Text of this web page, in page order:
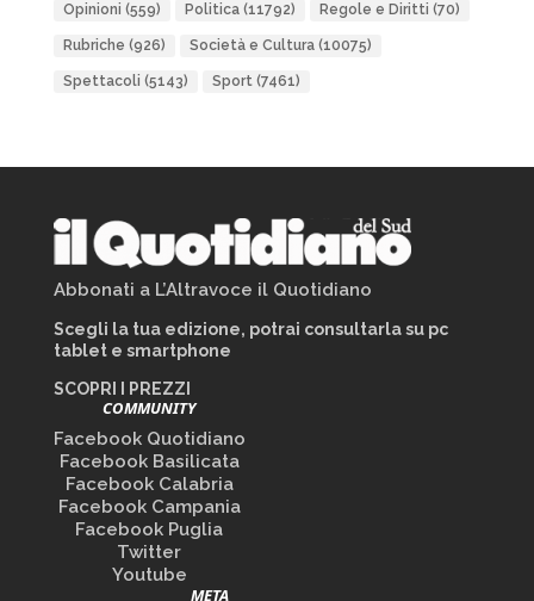
Opinioni (559) Politica(11792) Regole e Diritti (70)
Rubriche (926) Società e Cultura(10075)
Spettacoli (5143) Sport(7461)
Abbonati a L’Altravoce il Quotidiano
Scegli la tua edizione, potrai consultarla su pc
tablet e smartphone
SCOPRI I PREZZI
COMMUNITY
Facebook Quotidiano
Facebook Basilicata
Facebook Calabria
Facebook Campania
Facebook Puglia
Twitter
Youtube
META